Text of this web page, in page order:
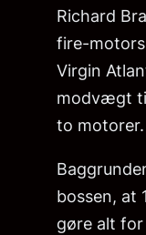
Richard
fire-
Virgin
modvægt
to motorer.
bossen, at
gøre alt